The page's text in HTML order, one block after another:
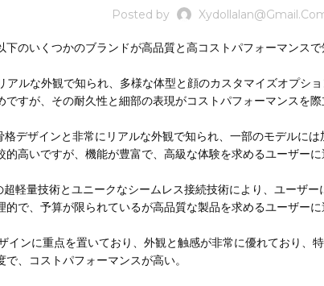
Posted by
のいくつかのブランドが高品質と高コストパフォーマンスで
ルな外観で知られ、多様な体型と顔のカスタマイズオプショ
すが、その耐久性と細部の表現がコストパフォーマンスを際
ザインと非常にリアルな外観で知られ、一部のモデルには
高いですが、機能が豊富で、高級な体験を求めるユーザーに
量技術とユニークなシームレス接続技術により、ユーザー
で、予算が限られているが高品質な製品を求めるユーザーに
ンに重点を置いており、外観と触感が非常に優れており、
、コストパフォーマンスが高い。